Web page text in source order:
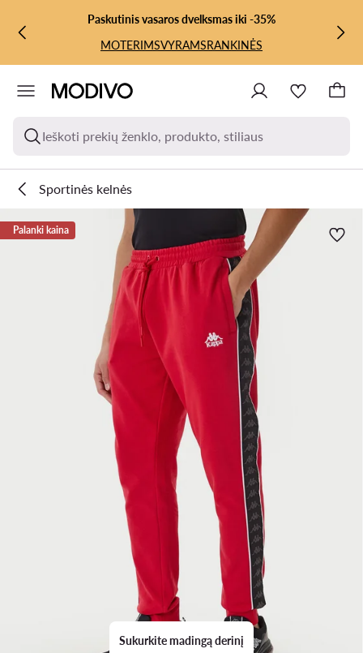
PEREITI PRIE PAGRINDINIO TURINIO
PEREITI Į PAIEŠKĄPaskutinis vasaros dvelksmas iki -35%
MOTERIMSVYRAMSRANKINĖS
Ieškoti prekių ženklo, produkto, stiliaus
Sportinės kelnės
Palanki kaina
Sukurkite madingą derinį